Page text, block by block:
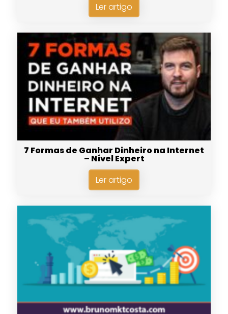
Ler artigo
7 Formas de Ganhar Dinheiro na Internet
– Nível Expert
Ler artigo